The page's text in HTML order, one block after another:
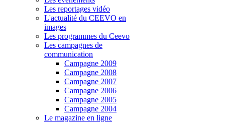
Les reportages vidéo
L'actualité du CEEVO en
images
Les programmes du Ceevo
Les campagnes de
communication
Campagne 2009
Campagne 2008
Campagne 2007
Campagne 2006
Campagne 2005
Campagne 2004
Le magazine en ligne